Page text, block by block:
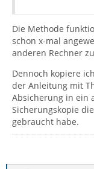
Die Methode
schon x-mal
anderen Rechner
Dennoch kopiere
der Anleitung mit
Absicherung in ein
Sicherungskopie
gebraucht habe.